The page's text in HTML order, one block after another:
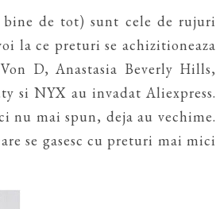
bine de tot) sunt cele de rujuri
la ce preturi se achizitioneaza
D, Anastasia Beverly Hills,
si NYX au invadat Aliexpress.
mai spun, deja au vechime.
se gasesc cu preturi mai mici